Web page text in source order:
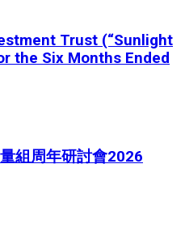
Trust (“Sunlight
the Six Months Ended
組周年研討會2026